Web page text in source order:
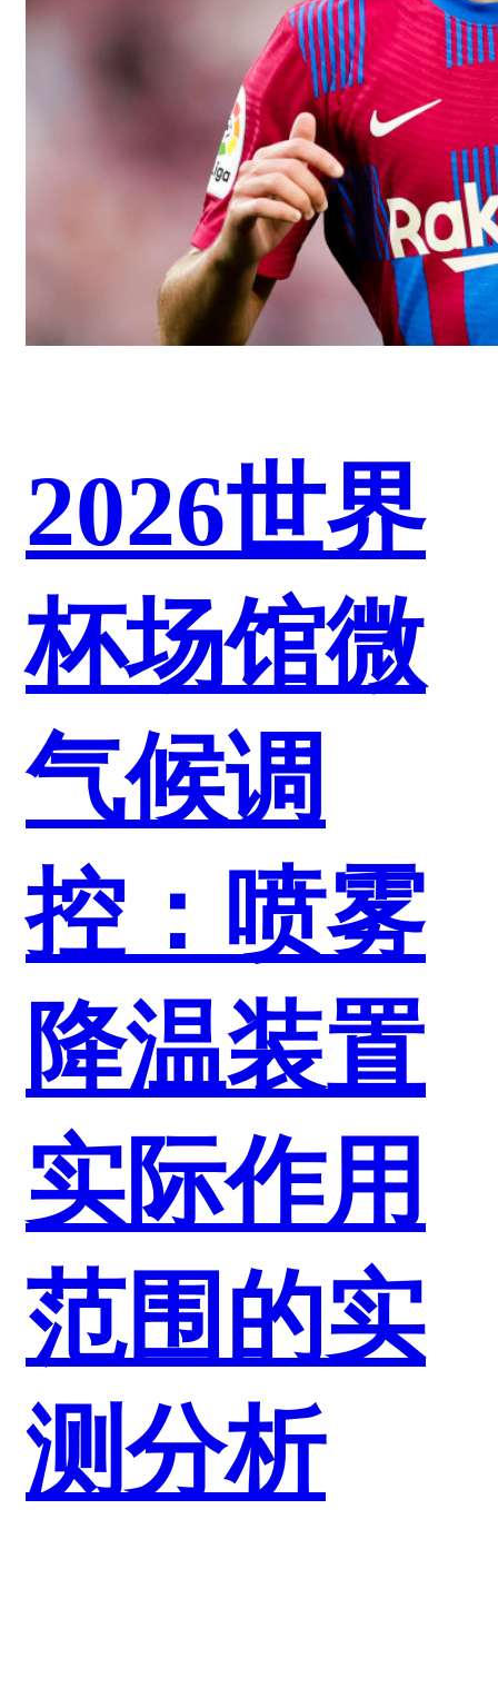
2026世界
杯场馆微
气候调
控：喷雾
降温装置
实际作用
范围的实
测分析